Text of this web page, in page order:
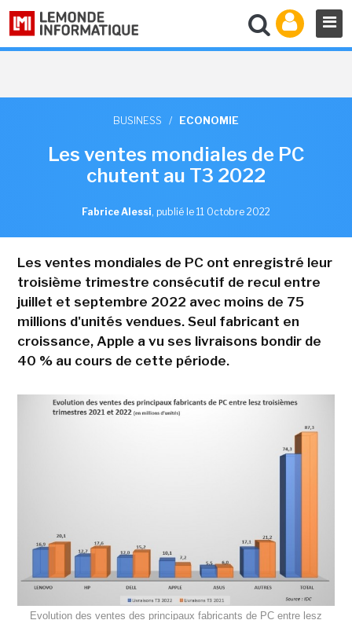
BUSINESS / ECONOMIE
Les ventes mondiales de PC
chutent au T3 2022
Fabrice Alessi, publié le 11 Octobre 2022
Les ventes mondiales de PC ont enregistré leur
troisième trimestre consécutif de recul entre
juillet et septembre 2022 avec moins de 75
millions d'unités vendues. Seul fabricant en
croissance, Apple a vu ses livraisons bondir de
40 % au cours de cette période.
Evolution des ventes des principaux fabricants de PC entre lesz